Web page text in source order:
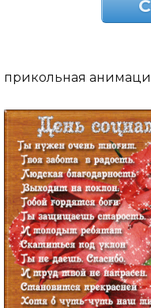
прикольная